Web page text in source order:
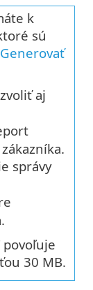
k
sú
Generovať
aj
správy
povoľuje
30 MB.